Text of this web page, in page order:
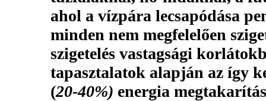
ahol a vízpára lecsapódása
minden nem megfelelően
szigetelés vastagsági
tapasztalatok alapján az így
(20-40%) energia